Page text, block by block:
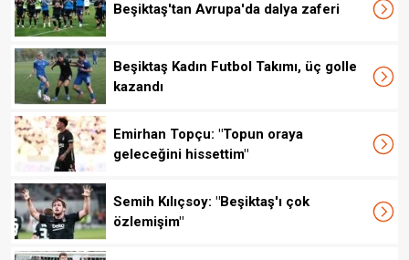
Beşiktaş'tan Avrupa'da dalya zaferi
Beşiktaş Kadın Futbol Takımı, üç golle
kazandı
Emirhan Topçu: "Topun oraya
geleceğini hissettim"
Semih Kılıçsoy: "Beşiktaş'ı çok
özlemişim"